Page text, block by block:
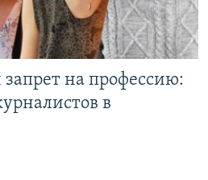
на профессию:
в